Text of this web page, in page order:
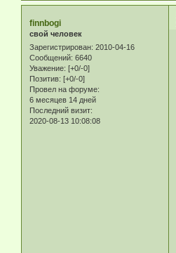
finnbogi
свой человек
Зарегистрирован: 2010-04-16
Сообщений: 6640
Уважение: [+0/-0]
Позитив: [+0/-0]
Провел на форуме:
6 месяцев 14 дней
Последний визит:
2020-08-13 10:08:08